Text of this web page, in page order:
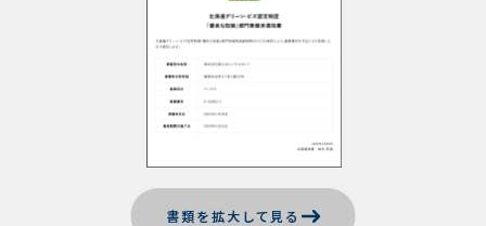
書類を拡大して見る